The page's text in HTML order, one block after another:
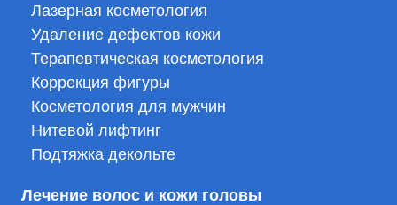
Лазерная косметология
Удаление дефектов кожи
Терапевтическая косметология
Коррекция фигуры
Косметология для мужчин
Нитевой лифтинг
Подтяжка декольте
Лечение волос и кожи головы